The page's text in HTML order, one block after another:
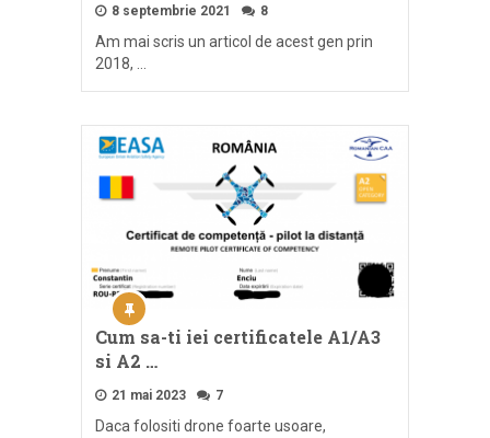
8 septembrie 2021 8
Am mai scris un articol de acest gen prin
2018, …
Cum sa-ti iei certificatele A1/A3
si A2 …
21 mai 2023 7
Daca folositi drone foarte usoare,